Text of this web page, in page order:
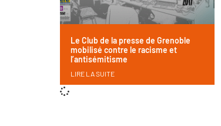
Le Club de la presse de Grenoble
mobilisé contre le racisme et
l’antisémitisme
LIRE LA SUITE